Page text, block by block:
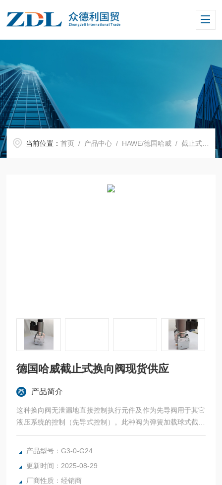
当前位置：首页 / 产品中心 / HAWE/德国哈威 /截止式换向阀
德国哈威截止式换向阀现货供应
产品简介
这种换向阀无泄漏地直接控制执行元件及作为先导阀用于其它
液压系统的控制（先导式控制）。此种阀为弹簧加载球式截止
结构并由角度杠杆和推杆克服弹簧压力和液体压力进行换向。
装在进油口上的滤网能防止较杂的侵入。
产品型号：G3-0-G24
更新时间：2025-08-29
厂商性质：经销商